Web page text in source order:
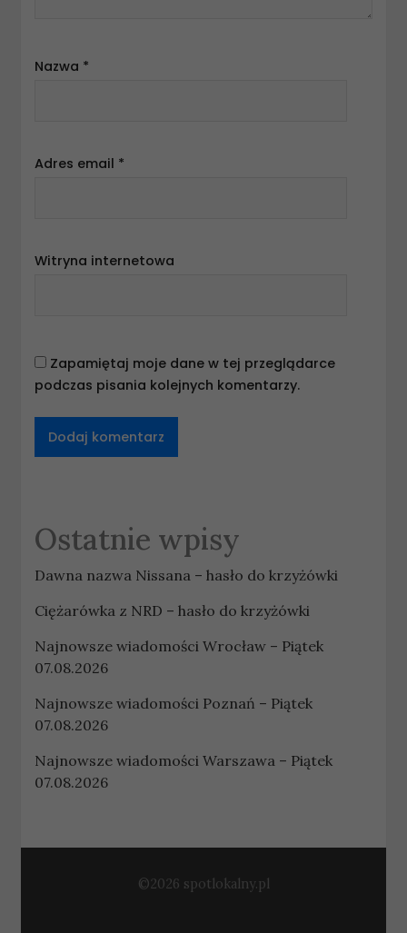
Nazwa *
Adres email *
Witryna internetowa
Zapamiętaj moje dane w tej przeglądarce
podczas pisania kolejnych komentarzy.
Ostatnie wpisy
Dawna nazwa Nissana – hasło do krzyżówki
Ciężarówka z NRD – hasło do krzyżówki
Najnowsze wiadomości Wrocław – Piątek
07.08.2026
Najnowsze wiadomości Poznań – Piątek
07.08.2026
Najnowsze wiadomości Warszawa – Piątek
07.08.2026
©2026 spotlokalny.pl